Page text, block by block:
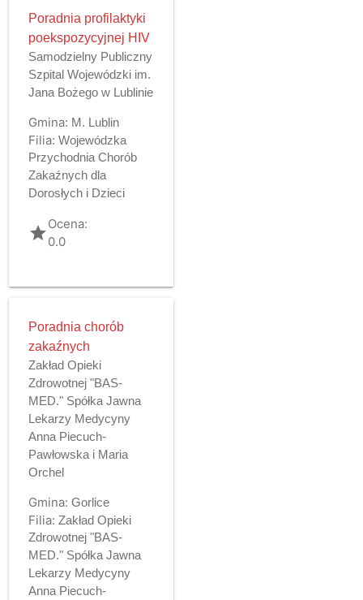
Poradnia profilaktyki
poekspozycyjnej HIV
Samodzielny Publiczny
Szpital Wojewódzki im.
Jana Bożego w Lublinie
Gmina: M. Lublin
Filia: Wojewódzka
Przychodnia Chorób
Zakaźnych dla
Dorosłych i Dzieci
gradeOcena:
0.0
Poradnia chorób
zakaźnych
Zakład Opieki
Zdrowotnej "BAS-
MED." Spółka Jawna
Lekarzy Medycyny
Anna Piecuch-
Pawłowska i Maria
Orchel
Gmina: Gorlice
Filia: Zakład Opieki
Zdrowotnej "BAS-
MED." Spółka Jawna
Lekarzy Medycyny
Anna Piecuch-